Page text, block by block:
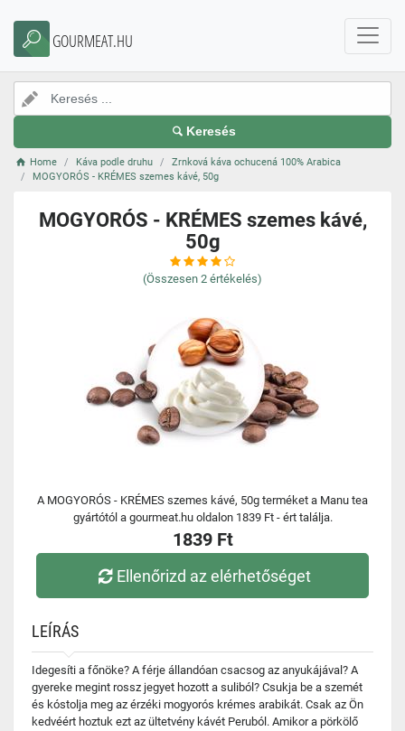
GOURMEAT.HU
Keresés
Home Káva podle druhu
Zrnková káva ochucená 100% Arabica
MOGYORÓS - KRÉMES szemes kávé, 50g
MOGYORÓS - KRÉMES szemes kávé,
50g
(Összesen 2 értékelés)
A MOGYORÓS - KRÉMES szemes kávé, 50g terméket a Manu tea
gyártótól a gourmeat.hu oldalon 1839 Ft - ért találja.
1839 Ft
Ellenőrizd az elérhetőséget
LEÍRÁS
Idegesíti a főnöke? A férje állandóan csacsog az anyukájával? A
gyereke megint rossz jegyet hozott a suliból? Csukja be a szemét
és kóstolja meg az érzéki mogyorós krémes arabikát. Csak az Ön
kedvéért hoztuk ezt az ültetvény kávét Peruból. Amikor a pörkölő